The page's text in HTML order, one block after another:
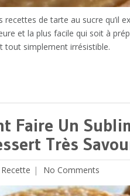
recettes de tarte au sucre qu’il
et la plus facile qui soit à
tout simplement irrésistible.
Faire Un
Très
Recette No Comments